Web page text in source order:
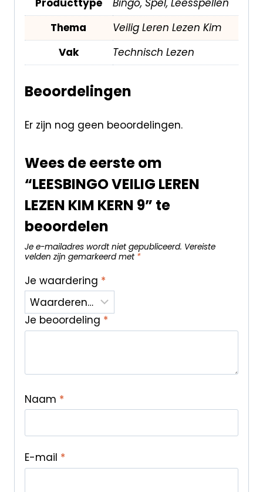
Thema
Veilig Leren Lezen Kim
Vak
Technisch Lezen
Beoordelingen
Er zijn nog geen beoordelingen.
Wees de eerste om
“LEESBINGO VEILIG LEREN
LEZEN KIM KERN 9” te
beoordelen
Je e-mailadres wordt niet gepubliceerd. Vereiste
velden zijn gemarkeerd met *
Je waardering *
Je beoordeling *
Naam *
E-mail *